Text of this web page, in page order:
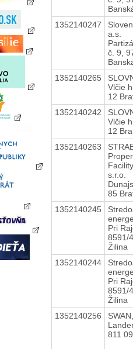
1352140247
a.s.
č. 9,
1352140265
Vlčie
12
1352140242
Vlčie
12
1352140263
s.r.o.
85
1352140245
Pri
8591/
Žilina
1352140244
Pri
8591/
Žilina
1352140256
811